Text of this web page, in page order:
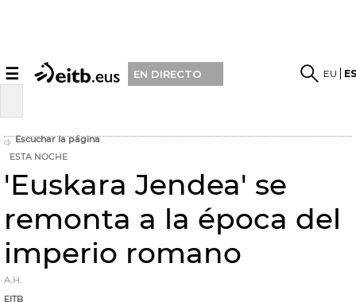
☰ EN DIRECTO EU
Escuchar la página
ESTA NOCHE
'Euskara Jendea' se
remonta a la época del
imperio romano
A.H.
EITB